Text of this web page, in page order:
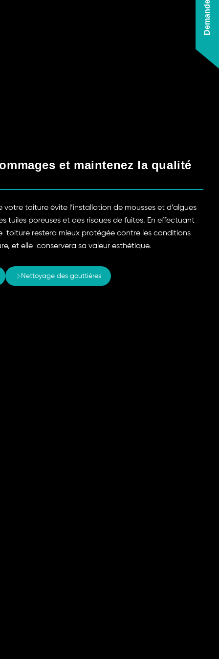
et maintenez la qualité
toiture évite l’installation de mousses et d’algues
tuiles poreuses et des risques de fuites. En effectuant
toiture restera mieux protégée contre les conditions
et elle conservera sa valeur esthétique.
Nettoyage des gouttières